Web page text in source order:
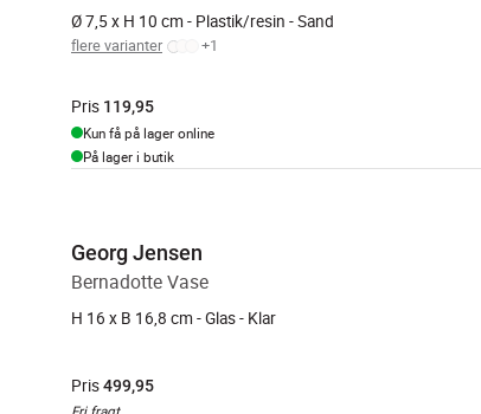
Ø 7,5 x H 10 cm - Plastik/resin - Sand
flere varianter +1
Pris 119,95
Kun få på lager online
På lager i butik
Georg Jensen
Bernadotte Vase
H 16 x B 16,8 cm - Glas - Klar
Pris499,95